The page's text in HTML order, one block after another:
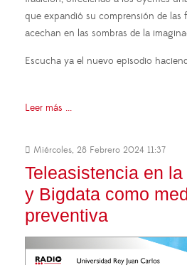
que expandió su comprensión de las
acechan en las sombras de la
Escucha ya el nuevo episodio
Leer más ...
Miércoles, 28 Febrero 2024 11:37
Teleasistencia en
y Bigdata como
preventiva